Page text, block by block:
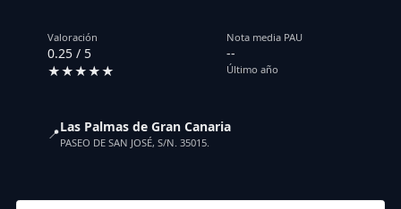
Valoración
0.25 / 5
★★★★★
Nota media PAU
--
Último año
📍Las Palmas de Gran Canaria
PASEO DE SAN JOSÉ, S/N. 35015.